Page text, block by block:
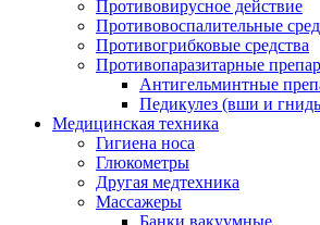
Противовирусное действие
Противовоспалительные
Противогрибковые средства
Противопаразитарные
Антигельминтные
Педикулез (вши и
Медицинская техника
Гигиена носа
Глюкометры
Другая медтехника
Массажеры
Банки вакуумные